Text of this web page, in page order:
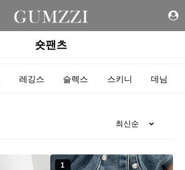
숏팬츠
레깅스 슬렉스 스키니 데님
1